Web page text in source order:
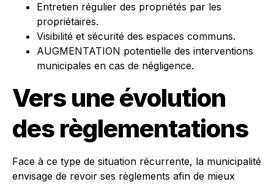
Entretien régulier des propriétés par les
propriétaires.
Visibilité et sécurité des espaces communs.
AUGMENTATION potentielle des interventions
municipales en cas de négligence.
Vers une évolution
des règlementations
Face à ce type de situation récurrente, la municipalité
envisage de revoir ses règlements afin de mieux